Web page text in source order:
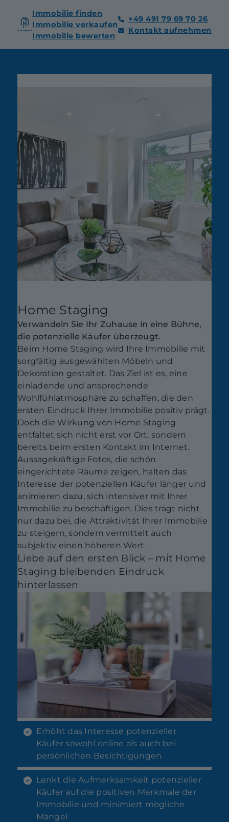
Immobilie finden
Immobilie verkaufen
Immobilie bewerten
+49 491 79 69 70 26
Kontakt aufnehmen
Home Staging
Verwandeln Sie Ihr Zuhause in eine Bühne,
die potenzielle Käufer überzeugt.
Beim Home Staging wird Ihre Immobilie mit
sorgfältig ausgewählten Möbeln und
Dekoration gestaltet. Das Ziel ist es, eine
einladende und ansprechende
Wohlfühlatmosphäre zu schaffen, die den
ersten Eindruck Ihrer Immobilie positiv prägt.
Doch die Wirkung von Home Staging
entfaltet sich nicht erst vor Ort, sondern
bereits beim ersten Kontakt im Internet.
Aussagekräftige Fotos, die schön
eingerichtete Räume zeigen, halten das
Interesse der potenziellen Käufer länger und
animieren dazu, sich intensiver mit Ihrer
Immobilie zu beschäftigen. Dies trägt nicht
nur dazu bei, die Attraktivität Ihrer Immobilie
zu steigern, sondern vermittelt auch
subjektiv einen höheren Wert.
Liebe auf den ersten Blick – mit Home
Staging bleibenden Eindruck
hinterlassen
Erhöht das Interesse potenzieller
Käufer sowohl online als auch bei
persönlichen Besichtigungen
Lenkt die Aufmerksamkeit potenzieller
Käufer auf die positiven Merkmale der
Immobilie und minimiert mögliche
Mängel